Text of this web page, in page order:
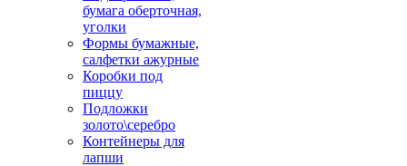
бумага оберточная,
уголки
Формы бумажные,
салфетки ажурные
Коробки под
пиццу
Подложки
золото\серебро
Контейнеры для
лапши